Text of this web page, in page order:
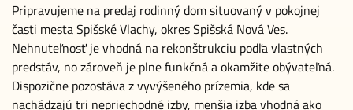
Pripravujeme na predaj rodinný dom situovaný v pokojnej
časti mesta Spišské Vlachy, okres Spišská Nová Ves.
Nehnuteľnosť je vhodná na rekonštrukciu podľa vlastných
predstáv, no zároveň je plne funkčná a okamžite obývateľná.
Dispozične pozostáva z vyvýšeného prízemia, kde sa
nachádzajú tri nepriechodné izby, menšia izba vhodná ako